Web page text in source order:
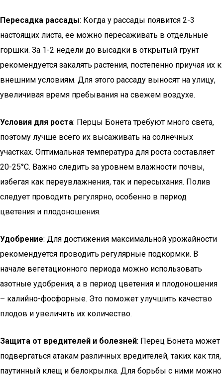
Пересадка рассады: Когда у рассады появится 2-3
настоящих листа, ее можно пересаживать в отдельные
горшки. За 1-2 недели до высадки в открытый грунт
рекомендуется закалять растения, постепенно приучая их к
внешним условиям. Для этого рассаду выносят на улицу,
увеличивая время пребывания на свежем воздухе.
Условия для роста: Перцы Бонета требуют много света,
поэтому лучше всего их высаживать на солнечных
участках. Оптимальная температура для роста составляет
20-25°C. Важно следить за уровнем влажности почвы,
избегая как переувлажнения, так и пересыхания. Полив
следует проводить регулярно, особенно в период
цветения и плодоношения.
Удобрение: Для достижения максимальной урожайности
рекомендуется проводить регулярные подкормки. В
начале вегетационного периода можно использовать
азотные удобрения, а в период цветения и плодоношения
– калийно-фосфорные. Это поможет улучшить качество
плодов и увеличить их количество.
Защита от вредителей и болезней: Перец Бонета может
подвергаться атакам различных вредителей, таких как тля,
паутинный клещ и белокрылка. Для борьбы с ними можно